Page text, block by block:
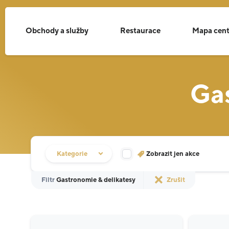
Obchody a služby Restaurace Mapa
Filtr obchodů
Kategorie
FiltrGastronomie & delikatesy Zrušit
Zobrazit jen akce